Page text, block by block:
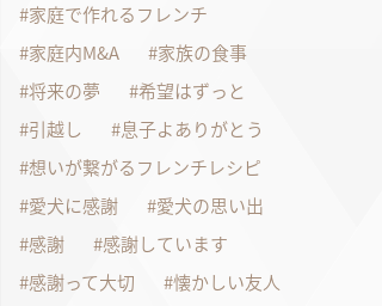
家庭で作れるフレンチ
家庭内M&A
家族の食事
将来の夢
希望はずっと
引越し
息子よありがとう
想いが繋がるフレンチレシピ
愛犬に感謝
愛犬の思い出
感謝
感謝しています
感謝って大切
懐かしい友人